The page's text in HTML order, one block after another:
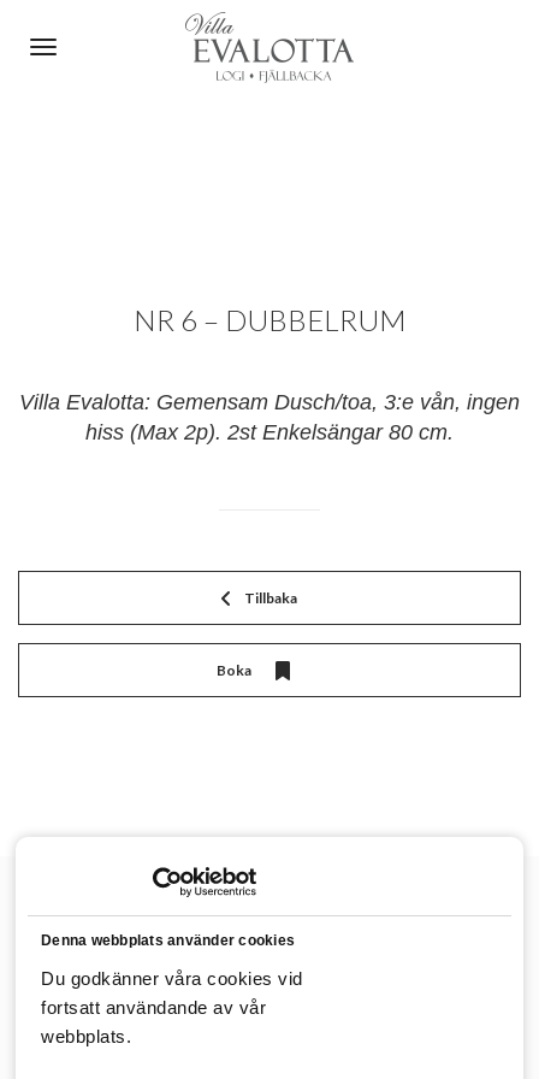
Denna webbplats använder cookies
Du godkänner våra cookies vid
fortsatt användande av vår
webbplats.
Toggle navigation
NR 6 – DUBBELRUM
Villa Evalotta: Gemensam Dusch/toa, 3:e vån, ingen
hiss (Max 2p). 2st Enkelsängar 80 cm.
Tillbaka
Boka
Villa Evalotta Skolgatan 2 45740
525 76 50 60
E-post: info@villaevalotta.se
Integritetspolicy